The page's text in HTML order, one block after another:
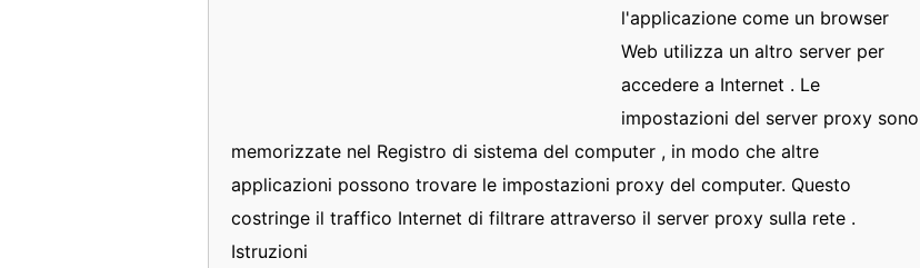
l'applicazione come un browser
Web utilizza un altro server per
accedere a Internet . Le
impostazioni del server proxy sono
memorizzate nel Registro di sistema del computer , in modo che altre
applicazioni possono trovare le impostazioni proxy del computer. Questo
costringe il traffico Internet di filtrare attraverso il server proxy sulla rete .
Istruzioni